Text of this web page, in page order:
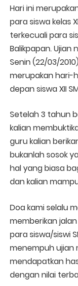
Hari ini
para siswa kelas
terkecuali para
Balikpapan. Ujian
Senin (22/03/
merupakan hari-
depan siswa XII
Setelah 3 tahun
kalian
guru kalian
bukanlah sosok
hal yang biasa
dan kalian
Doa kami selalu
memberikan
para siswa/siswi
menempuh ujian
mendapatkan
dengan nilai